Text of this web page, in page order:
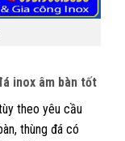
inox âm bàn tốt
theo yêu cầu
thùng đá có